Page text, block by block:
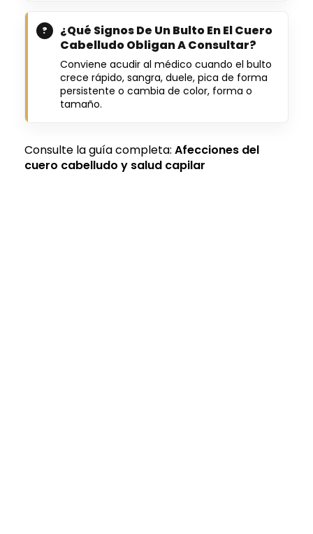
¿Qué Signos De Un Bulto En El Cuero
Cabelludo Obligan A Consultar?
Conviene acudir al médico cuando el bulto
crece rápido, sangra, duele, pica de forma
persistente o cambia de color, forma o
tamaño.
Consulte la guía completa: Afecciones del
cuero cabelludo y salud capilar